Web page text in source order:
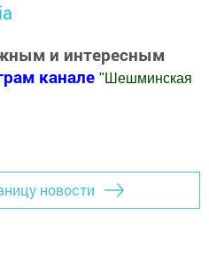
и интересным
канале " Шешминская
новости